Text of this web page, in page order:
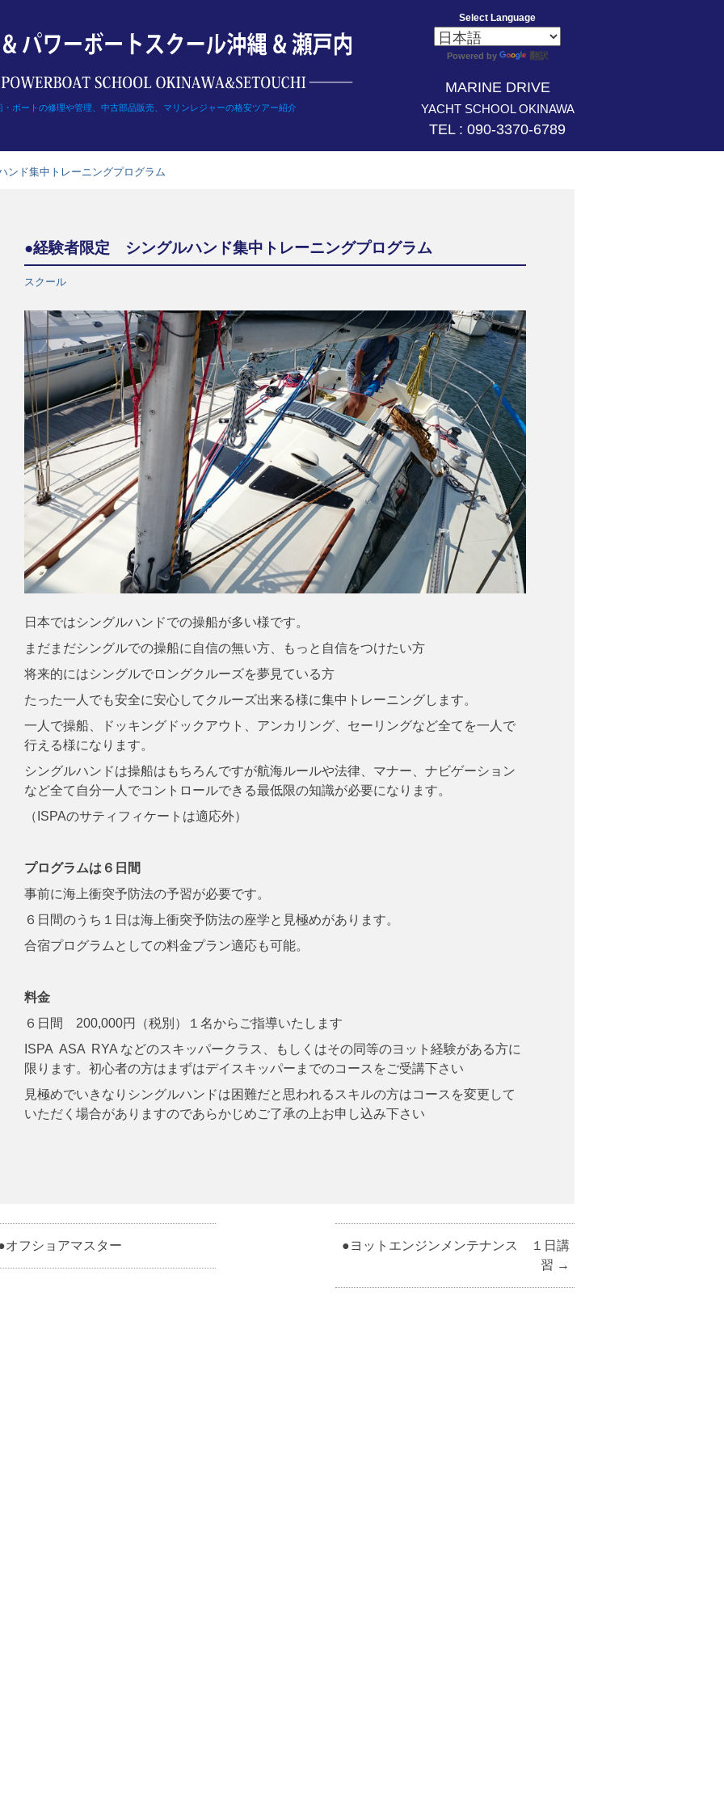
ボートの修理や管理、中古部品販売、マリンレジャーの格安ツアー紹介
Select Language
Powered by 翻訳
MARINE DRIVE
YACHT SCHOOL OKINAWA
TEL : 090-3370-6789
ド集中トレーニングプログラム
●経験者限定 シングルハンド集中トレーニングプログラム
スクール
日本ではシングルハンドでの操船が多い様です。
まだまだシングルでの操船に自信の無い方、もっと自信をつけたい方
将来的にはシングルでロングクルーズを夢見ている方
たった一人でも安全に安心してクルーズ出来る様に集中トレーニングします。
一人で操船、ドッキングドックアウト、アンカリング、セーリングなど全てを一人で
行える様になります。
シングルハンドは操船はもちろんですが航海ルールや法律、マナー、ナビゲーション
など全て自分一人でコントロールできる最低限の知識が必要になります。
（ISPAのサティフィケートは適応外）
プログラムは６日間
事前に海上衝突予防法の予習が必要です。
６日間のうち１日は海上衝突予防法の座学と見極めがあります。
合宿プログラムとしての料金プラン適応も可能。
料金
６日間 200,000円（税別）１名からご指導いたします
ISPA ASA RYA などのスキッパークラス、もしくはその同等のヨット経験がある方に
限ります。初心者の方はまずはデイスキッパーまでのコースをご受講下さい
見極めでいきなりシングルハンドは困難だと思われるスキルの方はコースを変更して
いただく場合がありますのであらかじめご了承の上お申し込み下さい
フショアマスター
●ヨットエンジンメンテナンス １日講
習 →